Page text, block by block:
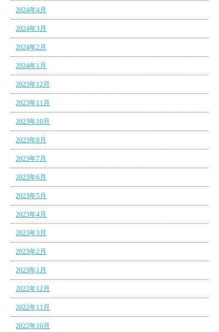
2024年4月
2024年3月
2024年2月
2024年1月
2023年12月
2023年11月
2023年10月
2023年8月
2023年7月
2023年6月
2023年5月
2023年4月
2023年3月
2023年2月
2023年1月
2022年12月
2022年11月
2022年10月